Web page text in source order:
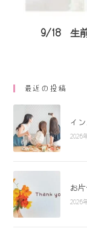
9/18 生前
最近の投稿
イ
2026
お
2026